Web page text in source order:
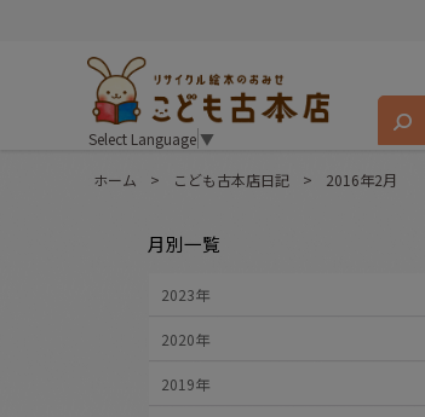
Select Language▼
ホーム > こども古本店日記 > 2016年2月
月別一覧
2023年
2020年
2019年